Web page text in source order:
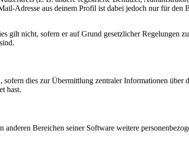
Adresse aus deinem Profil ist dabei jedoch nur für den
gilt nicht, sofern er auf Grund gesetzlicher Regelungen
dies zur Übermittlung zentraler Informationen über
hast.
Bereichen seiner Software weitere